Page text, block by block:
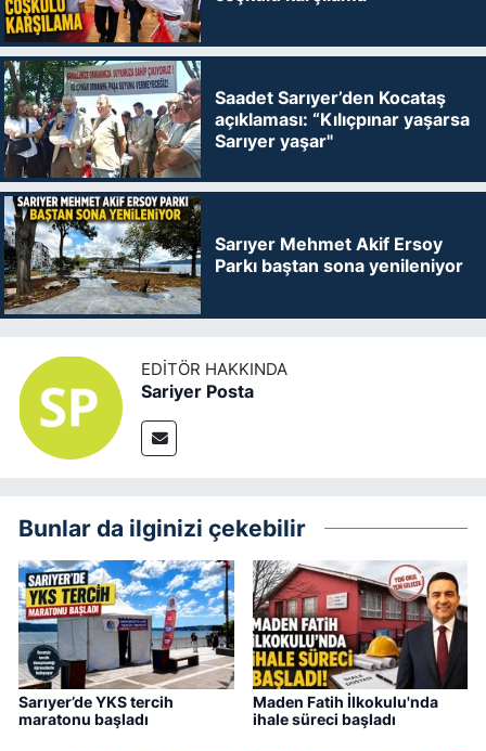
Saadet Sarıyer’den Kocataş
açıklaması: “Kılıçpınar yaşarsa
Sarıyer yaşar"
Sarıyer Mehmet Akif Ersoy
Parkı baştan sona yenileniyor
EDITÖR HAKKINDA
Sariyer Posta
Bunlar da ilginizi çekebilir
Sarıyer’de YKS tercih
maratonu başladı
Maden Fatih İlkokulu'nda
ihale süreci başladı